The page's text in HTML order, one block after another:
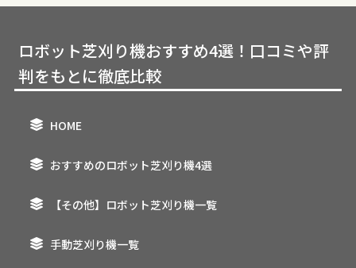
ロボット芝刈り機おすすめ4選！口コミや評
判をもとに徹底比較
HOME
おすすめのロボット芝刈り機4選
【その他】ロボット芝刈り機一覧
手動芝刈り機一覧